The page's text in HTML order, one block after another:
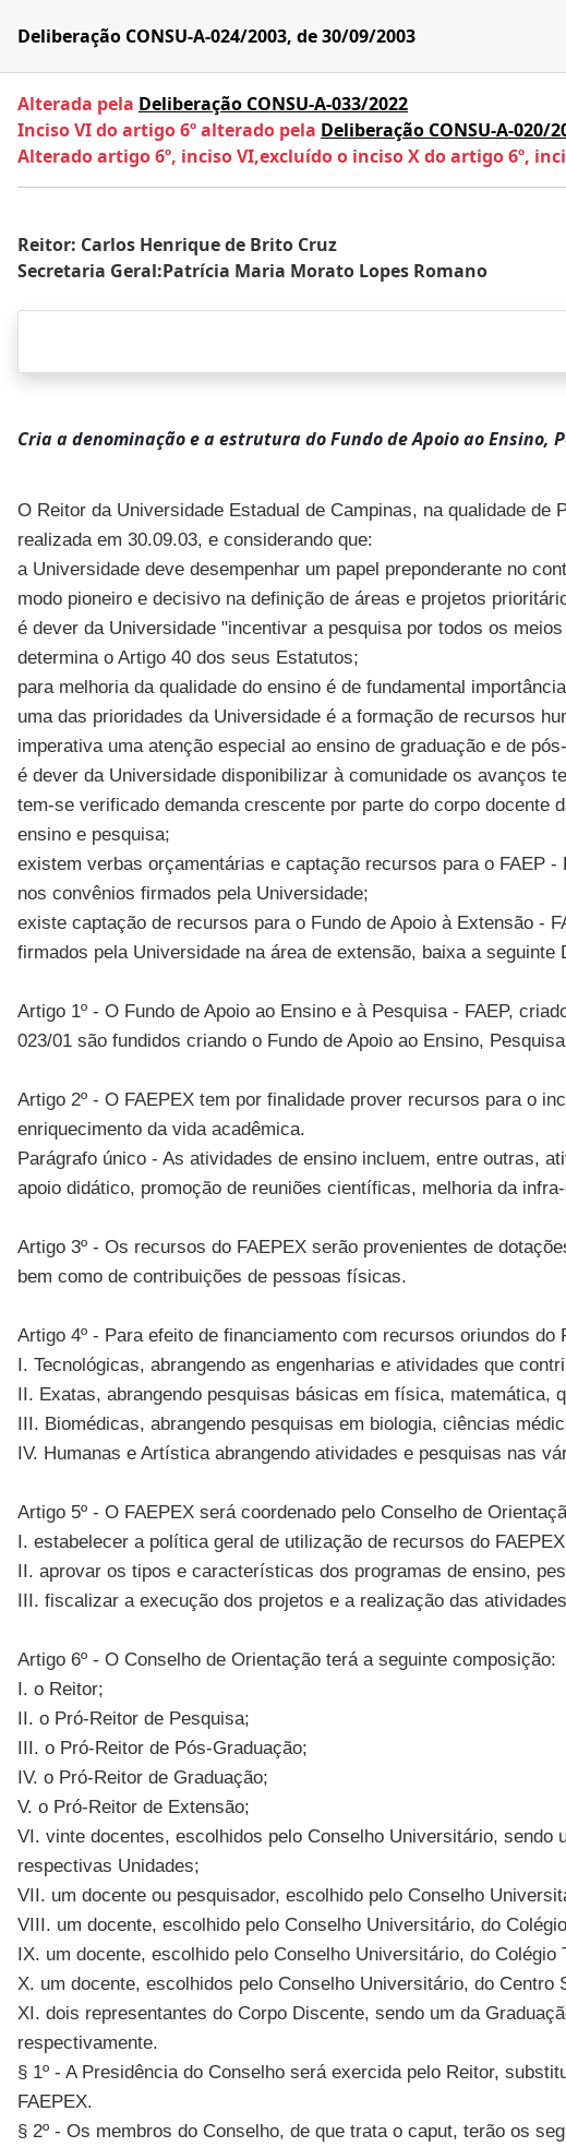
Deliberação CONSU-A-024/2003, de 30/09/2003
Alterada pela Deliberação CONSU-A-033/2022
Inciso VI do artigo 6º alterado pela Deliberação CONSU-A-020/
Alterado artigo 6º, inciso VI,excluído o inciso X do artigo 6º,
Reitor: Carlos Henrique de Brito Cruz
Secretaria Geral:Patrícia Maria Morato Lopes Romano
Cria a denominação e a estrutura do Fundo de Apoio ao Ensino,
O Reitor da Universidade Estadual de Campinas, na qualidade
realizada em 30.09.03, e considerando que:
a Universidade deve desempenhar um papel preponderante no
modo pioneiro e decisivo na definição de áreas e projetos
é dever da Universidade "incentivar a pesquisa por todos os
determina o Artigo 40 dos seus Estatutos;
para melhoria da qualidade do ensino é de fundamental
uma das prioridades da Universidade é a formação de recursos
imperativa uma atenção especial ao ensino de graduação e de
é dever da Universidade disponibilizar à comunidade os avanços
tem-se verificado demanda crescente por parte do corpo docente
ensino e pesquisa;
existem verbas orçamentárias e captação recursos para o FAEP
nos convênios firmados pela Universidade;
existe captação de recursos para o Fundo de Apoio à Extensão -
firmados pela Universidade na área de extensão, baixa a seguinte
Artigo 1º - O Fundo de Apoio ao Ensino e à Pesquisa - FAEP,
023/01 são fundidos criando o Fundo de Apoio ao Ensino,
Artigo 2º - O FAEPEX tem por finalidade prover recursos para o
enriquecimento da vida acadêmica.
Parágrafo único - As atividades de ensino incluem, entre outras,
apoio didático, promoção de reuniões científicas, melhoria da
Artigo 3º - Os recursos do FAEPEX serão provenientes de
bem como de contribuições de pessoas físicas.
Artigo 4º - Para efeito de financiamento com recursos oriundos
I. Tecnológicas, abrangendo as engenharias e atividades que
II. Exatas, abrangendo pesquisas básicas em física, matemática,
III. Biomédicas, abrangendo pesquisas em biologia, ciências
IV. Humanas e Artística abrangendo atividades e pesquisas nas
Artigo 5º - O FAEPEX será coordenado pelo Conselho de
I. estabelecer a política geral de utilização de recursos do
II. aprovar os tipos e características dos programas de ensino,
III. fiscalizar a execução dos projetos e a realização das
Artigo 6º - O Conselho de Orientação terá a seguinte composição:
I. o Reitor;
II. o Pró-Reitor de Pesquisa;
III. o Pró-Reitor de Pós-Graduação;
IV. o Pró-Reitor de Graduação;
V. o Pró-Reitor de Extensão;
VI. vinte docentes, escolhidos pelo Conselho Universitário,
respectivas Unidades;
VII. um docente ou pesquisador, escolhido pelo Conselho
VIII. um docente, escolhido pelo Conselho Universitário, do
IX. um docente, escolhido pelo Conselho Universitário, do
X. um docente, escolhidos pelo Conselho Universitário, do
XI. dois representantes do Corpo Discente, sendo um da
respectivamente.
§ 1º - A Presidência do Conselho será exercida pelo Reitor,
FAEPEX.
§ 2º - Os membros do Conselho, de que trata o caput, terão os